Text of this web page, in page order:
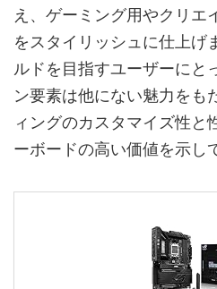
え、ゲーミング用やクリエ
をスタイリッシュに仕上げ
ルドを目指すユーザーにと
ン要素は他にない魅力をも
ィングのカスタマイズ性と
ーボードの高い価値を示し